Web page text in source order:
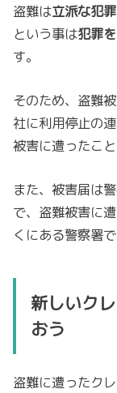
盗難は立派な犯
という事は犯罪
す。
そのため、盗難
社に利用停止の
被害に遭ったこ
また、被害届は
で、盗難被害に
くにある警察署
新しいク
おう
盗難に遭ったク